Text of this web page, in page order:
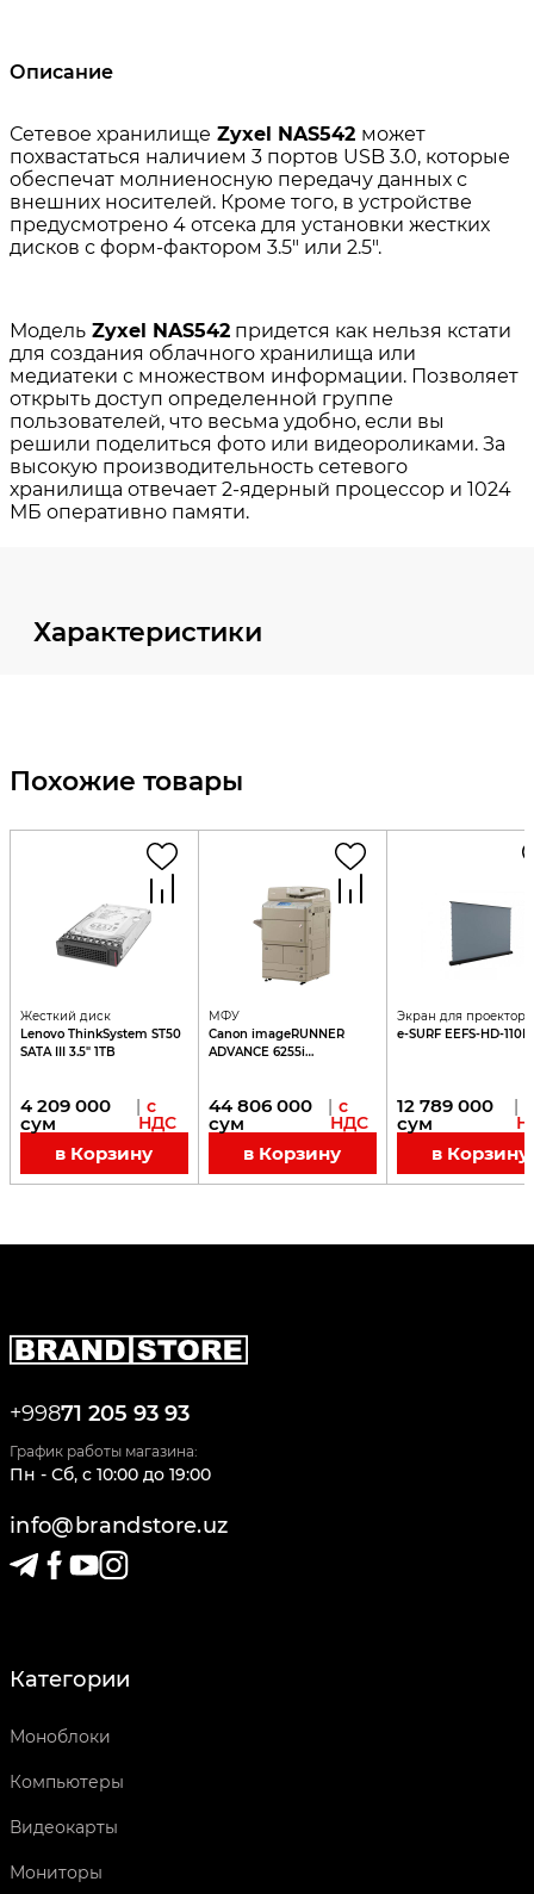
Описание
Характеристики
Похожие товары
Жесткий диск
Lenovo ThinkSystem ST50
SATA III 3.5" 1TB
4 209 000
сум
| с
НДС
в Корзину
МФУ
Canon imageRUNNER
ADVANCE 6255i
44 806 000
сум
| с
НДС
в Корзину
Экран для проектора
e-SURF EEFS-HD-110D
12 789 000
сум
|
в Корзину
+99871 205 93 93
График работы магазина:
Пн - Сб, c 10:00 до 19:00
info@brandstore.uz
Категории
Моноблоки
Компьютеры
Видеокарты
Мониторы